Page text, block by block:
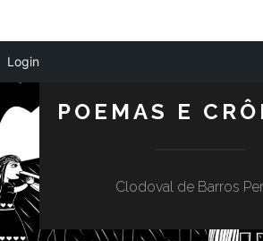
POEMAS E
Clodoval de Barros
Login